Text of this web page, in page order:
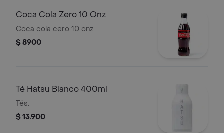
Coca Cola Zero 10 Onz
Coca cola cero 10 onz.
$ 8900
Té Hatsu Blanco 400ml
Tés.
$ 13.900